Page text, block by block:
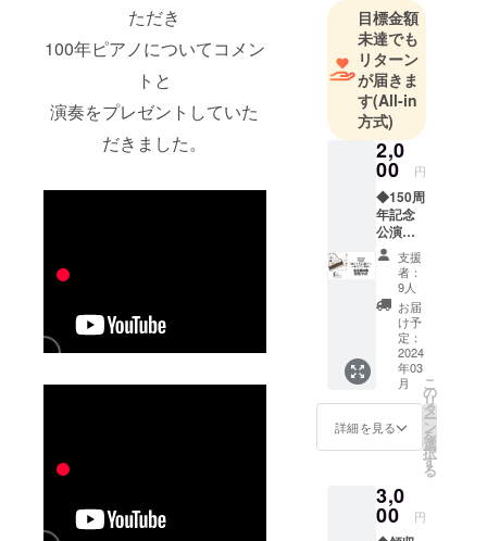
ただき
100年ピアノについてコメン
トと
演奏をプレゼントしていた
だきました。
この100年ピ
アノの存在
を多くの方
に知ってい
ただき
この先100年
も素晴らし
い音色を奏
でるため
に、保存活
動をしてい
ます。
目標金額
未達でも
リターン
が届きま
す(All-in
方式)
2,0
00 円
◆150周
年記念
公演
「時と
共に響
け」奏
とピア
ノ物語
2023年
11月4日
のびわ
南小学
校創立
150周年
記念式
典 第2
演され
た 劇団
フォイ
支援
者：
9人
お届
け予
定：
2024
年03
月
詳細を見る
こ
の
リ
タ
ー
ン
を
選
択
す
る
3,0
00 円